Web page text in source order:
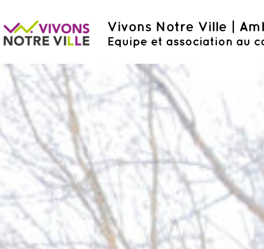
Vivons Notre Ville |
Equipe et association au